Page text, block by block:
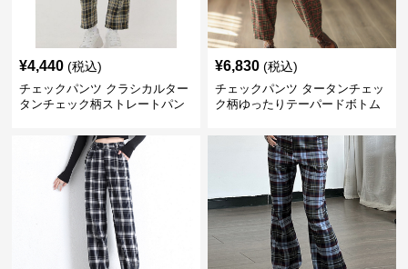
¥4,440 (税込)
チェックパンツ クラシカルター
タンチェック柄ストレートパン
¥6,830 (税込)
チェックパンツ タータンチェッ
ク柄ゆったりテーパードボトム